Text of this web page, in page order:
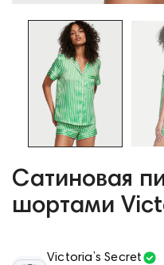
Сатиновая
шортами
Victoria’s Secret